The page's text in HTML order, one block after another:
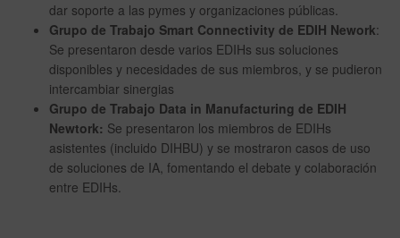
dar soporte a las pymes y organizaciones públicas.
Grupo de Trabajo Smart Connectivity de EDIH Nework:
Se presentaron desde varios EDIHs sus soluciones
disponibles y necesidades de sus miembros, y se pudieron
intercambiar sinergias
Grupo de Trabajo Data in Manufacturing de EDIH
Newtork: Se presentaron los miembros de EDIHs
asistentes (incluido DIHBU) y se mostraron casos de uso
de soluciones de IA, fomentando el debate y colaboración
entre EDIHs.